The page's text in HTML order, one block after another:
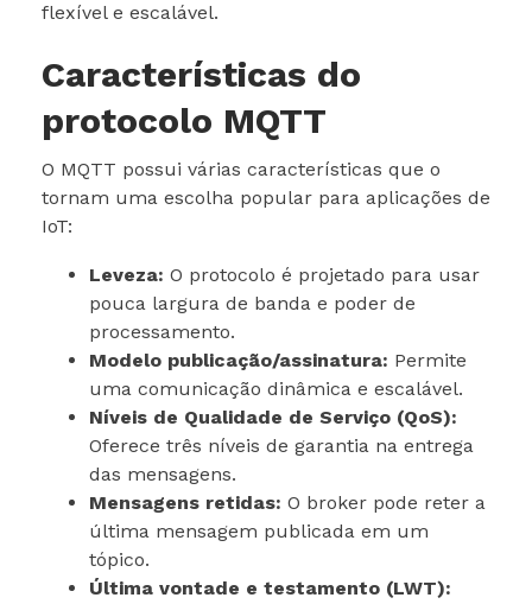
flexível e escalável.
Características do
protocolo MQTT
O MQTT possui várias características que o
tornam uma escolha popular para aplicações de
IoT:
Leveza: O protocolo é projetado para usar
pouca largura de banda e poder de
processamento.
Modelo publicação/assinatura: Permite
uma comunicação dinâmica e escalável.
Níveis de Qualidade de Serviço (QoS):
Oferece três níveis de garantia na entrega
das mensagens.
Mensagens retidas: O broker pode reter a
última mensagem publicada em um
tópico.
Última vontade e testamento (LWT):